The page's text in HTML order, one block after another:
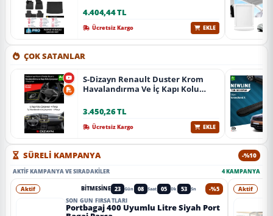
Üzeri A+ Kalite
4.404,44 TL
Ücretsiz Kargo EKLE
ÇOK SATANLAR
S-Dizayn Renault Duster Krom
Havalandırma Ve İç Kapı Kolu
Krom) A+ Kalite
3.450,26 TL
Ücretsiz Kargo EKLE
SÜRELİ KAMPANYA -%10
AKTIF KAMPANYA VE SIRADAKILER 4 KAMPANYA
-%5
Aktif BITMESINE 23 Gün 08 Saat 05 Dk 52 Sn
SON GÜN FIRSATLARI
Portbagaj 400 Uyumlu Litre Siyah Port
Aktif